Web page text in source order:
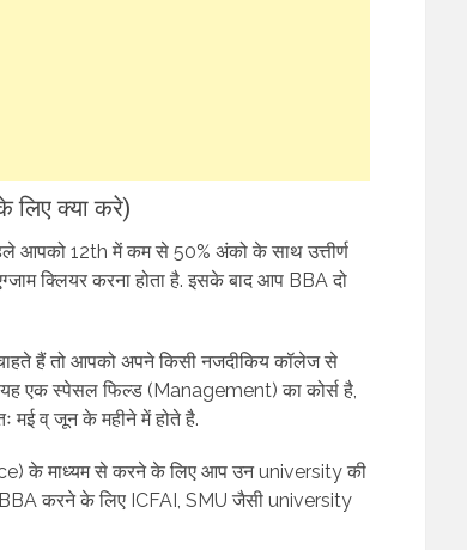
क्या करे)
आपको 12th में कम से 50% अंको के साथ उत्तीर्ण
क्लियर करना होता है. इसके बाद आप BBA दो
हैं तो आपको अपने किसी नजदीकिय कॉलेज से
यह एक स्पेसल फिल्ड (Management) का कोर्स है,
मई व् जून के महीने में होते है.
के माध्यम से करने के लिए आप उन university की
BBA करने के लिए ICFAI, SMU जैसी university